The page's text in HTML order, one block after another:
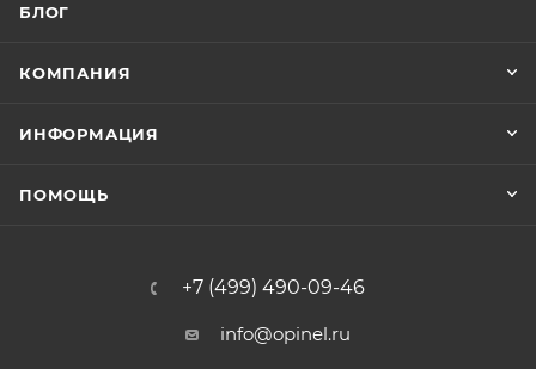
БЛОГ
КОМПАНИЯ
ИНФОРМАЦИЯ
ПОМОЩЬ
+7 (499) 490-09-46
info@opinel.ru